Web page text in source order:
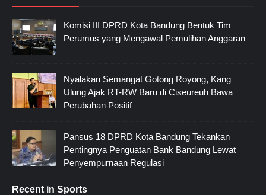
Komisi III DPRD Kota Bandung Bentuk Tim
Perumus yang Mengawal Pemulihan Anggaran
Nyalakan Semangat Gotong Royong, Kang
Ulung Ajak RT-RW Baru di Ciseureuh Bawa
Perubahan Positif
Pansus 18 DPRD Kota Bandung Tekankan
Pentingnya Penguatan Bank Bandung Lewat
Penyempurnaan Regulasi
Recent in Sports